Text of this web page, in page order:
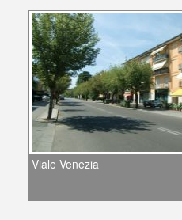
Viale Venezia